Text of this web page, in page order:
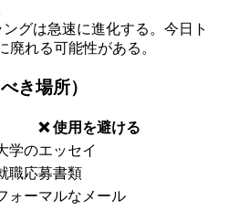
ングは急速に進化する。今日ト
廃れる可能性がある。
き場所）
❌ 使用を避ける
学のエッセイ
職応募書類
ォーマルなメール